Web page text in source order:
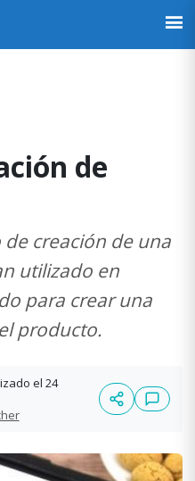
de
creación de una
utilizado en
para crear una
producto.
el 24